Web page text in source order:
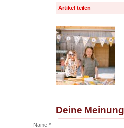
Artikel teilen
Deine Meinung
Name *